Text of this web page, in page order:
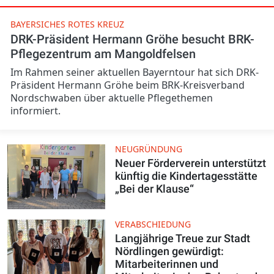
BAYERSICHES ROTES KREUZ
DRK-Präsident Hermann Gröhe besucht BRK-
Pflegezentrum am Mangoldfelsen
Im Rahmen seiner aktuellen Bayerntour hat sich DRK-
Präsident Hermann Gröhe beim BRK-Kreisverband
Nordschwaben über aktuelle Pflegethemen
informiert.
NEUGRÜNDUNG
Neuer Förderverein unterstützt
künftig die Kindertagesstätte
„Bei der Klause“
VERABSCHIEDUNG
Langjährige Treue zur Stadt
Nördlingen gewürdigt:
Mitarbeiterinnen und